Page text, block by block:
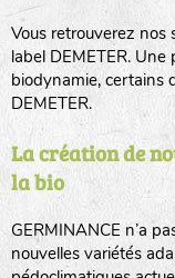
Vous retrouverez nos
label DEMETER.
biodynamie, certains
DEMETER.
La création de
la bio
GERMINANCE n’a
nouvelles variétés
: Engrais vert
L: Légumes
A: Aromatiques
BEL : Code de la
20 : Année de récolte
BPA : Initiales du
semence.
1 : Numéro d’ordre